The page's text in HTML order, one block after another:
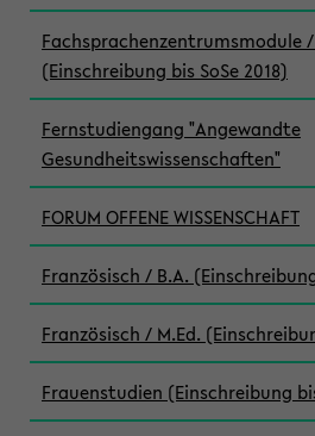
Fachsprachenzentrumsmodule
(Einschreibung bis SoSe 2018)
Fernstudiengang "Angewandte
Gesundheitswissenschaften"
FORUM OFFENE WISSENSCHAFT
Französisch / B.A.
Französisch / M.Ed.
Frauenstudien (Einschreibung